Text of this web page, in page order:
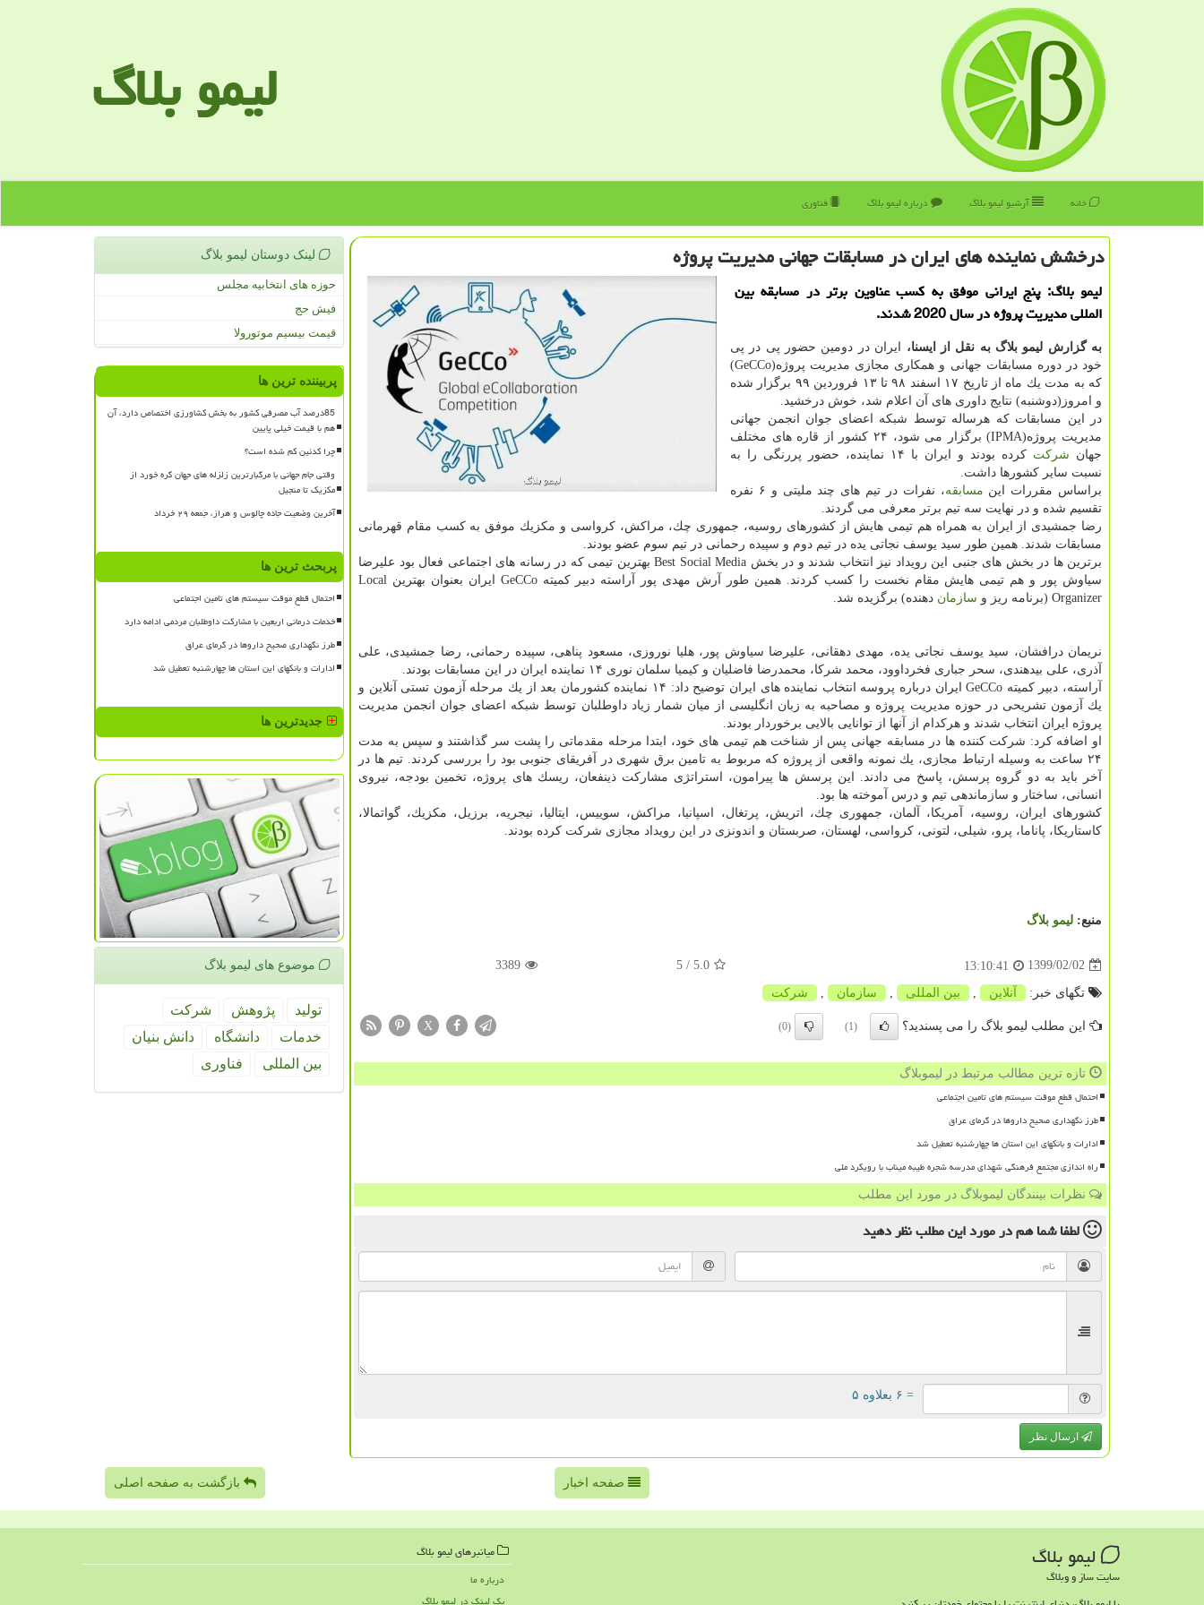
لیمو بلاگ
خانه آرشیو لیمو بلاگ درباره لیمو بلاگ فناوری
درخشش نماینده های ایران در مسابقات جهانی مدیریت پروژه
لیمو بلاگ: پنج ایرانی موفق به كسب عناوین برتر در مسابقه بین
المللی مدیریت پروژه در سال 2020 شدند.
به گزارش لیمو بلاگ به نقل از ایسنا،
ایران در دومین حضور پی در پی
خود در دوره مسابقات جهانی و همكاری مجازی مدیریت پروژه(GeCCo)
كه به مدت یك ماه از تاریخ ۱۷ اسفند ۹۸ تا ۱۳ فروردین ۹۹ برگزار شده
و امروز(دوشنبه) نتایج داوری های آن اعلام شد، خوش درخشید.
در این مسابقات كه هرساله توسط شبكه اعضای جوان انجمن جهانی
مدیریت پروژه(IPMA) برگزار می شود، ۲۴ كشور از قاره های مختلف
جهان شركت
كرده بودند و ایران با ۱۴ نماینده، حضور پررنگی را به
نسبت سایر كشورها داشت.
براساس مقررات این مسابقه
، نفرات در تیم های چند ملیتی و ۶ نفره
تقسیم شده و در نهایت سه تیم برتر معرفی می گردند.
رضا جمشیدی از ایران به همراه هم تیمی هایش از كشورهای روسیه، جمهوری چك، مراكش، كرواسی و مكزیك موفق به كسب مقام قهرمانی
مسابقات شدند. همین طور سید یوسف نجاتی یده در تیم دوم و سپیده رحمانی در تیم سوم عضو بودند.
برترین ها در بخش های جنبی این رویداد نیز انتخاب شدند و در بخش Best Social Media بهترین تیمی كه در رسانه های اجتماعی فعال بود علیرضا
سیاوش پور و هم تیمی هایش مقام نخست را كسب كردند. همین طور آرش مهدی پور آراسته دبیر كمیته GeCCo ایران بعنوان بهترین Local
Organizer (برنامه ریز و
سازمان دهنده) برگزیده شد.
نریمان درافشان، سید یوسف نجاتی یده، مهدی دهقانی، علیرضا سیاوش پور، هلیا نوروزی، مسعود پناهی، سپیده رحمانی، رضا جمشیدی، علی
آذری، علی بیدهندی، سحر جباری فخرداوود، محمد شركا، محمدرضا فاضلیان و كیمیا سلمان نوری ۱۴ نماینده ایران در این مسابقات بودند.
آراسته، دبیر كمیته GeCCo ایران درباره پروسه انتخاب نماینده های ایران توضیح داد: ۱۴ نماینده كشورمان بعد از یك مرحله آزمون تستی آنلاین و
یك آزمون تشریحی در حوزه مدیریت پروژه و مصاحبه به زبان انگلیسی از میان شمار زیاد داوطلبان توسط شبكه اعضای جوان انجمن مدیریت
پروژه ایران انتخاب شدند و هركدام از آنها از توانایی بالایی برخوردار بودند.
او اضافه كرد: شركت كننده ها در مسابقه جهانی پس از شناخت هم تیمی های خود، ابتدا مرحله مقدماتی را پشت سر گذاشتند و سپس به مدت
۲۴ ساعت به وسیله ارتباط مجازی، یك نمونه واقعی از پروژه كه مربوط به تامین برق شهری در آفریقای جنوبی بود را بررسی كردند. تیم ها در
آخر باید به دو گروه پرسش، پاسخ می دادند. این پرسش ها پیرامون، استراتژی مشاركت ذینفعان، ریسك های پروژه، تخمین بودجه، نیروی
انسانی، ساختار و سازماندهی تیم و درس آموخته ها بود.
كشورهای ایران، روسیه، آمریكا، آلمان، جمهوری چك، اتریش، پرتغال، اسپانیا، مراكش، سوییس، ایتالیا، نیجریه، برزیل، مكزیك، گواتمالا،
كاستاریكا، پاناما، پرو، شیلی، لتونی، كرواسی، لهستان، صربستان و اندونزی در این رویداد مجازی شركت كرده بودند.
منبع: لیمو بلاگ
1399/02/02
13:10:41
5.0
/ 5
3389
تگهای خبر: آنلاین بین المللی سازمان شركت
این مطلب لیمو بلاگ را می پسندید؟ (1)
(0)
X
تازه ترین مطالب مرتبط در لیموبلاگ
احتمال قطع موقت سیستم های تامین اجتماعی
طرز نگهداری صحیح داروها در گرمای عراق
ادارات و بانکهای این استان ها چهارشنبه تعطیل شد
راه اندازی مجتمع فرهنگی شهدای مدرسه شجره طیبه میناب با رویکرد ملی
نظرات بینندگان لیموبلاگ در مورد این مطلب
لطفا شما همدر مورد این مطلبنظر دهید
= ۶ بعلاوه ۵
ارسال نظر
لینک دوستان لیمو بلاگ
حوزه های انتخابیه مجلس
فیش حج
قیمت بیسیم موتورولا
پربیننده ترین ها
85درصد آب مصرفی کشور به بخش کشاورزی اختصاص دارد، آن
هم با قیمت خیلی پایین
چرا کدئین کم شده است؟
وقتی جام جهانی با مرگبارترین زلزله های جهان گره خورد از
مکزیک تا منجیل
آخرین وضعیت جاده چالوس و هراز، جمعه ۲۹ خرداد
پربحث ترین ها
احتمال قطع موقت سیستم های تامین اجتماعی
خدمات درمانی اربعین با مشارکت داوطلبان مردمی ادامه دارد
طرز نگهداری صحیح داروها در گرمای عراق
ادارات و بانکهای این استان ها چهارشنبه تعطیل شد
جدیدترین ها
موضوع های لیمو بلاگ
تولید پژوهش
شركت
خدمات
دانشگاه
دانش بنیان
بین المللی
فناوری
صفحه اخبار بازگشت به صفحه اصلی
لیمو بلاگ
سایت ساز و وبلاگ
میانبرهای لیمو بلاگ
درباره ما
بک لینک در لیمو بلاگ